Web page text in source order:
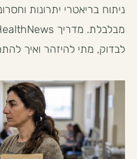
ניתוח בריאטרי יתרונות
לבדוק, מתי להיזהר ואיך